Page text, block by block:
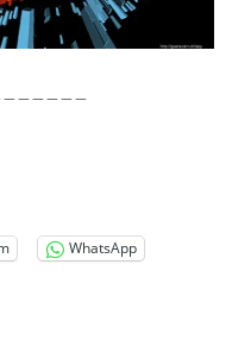
WhatsApp